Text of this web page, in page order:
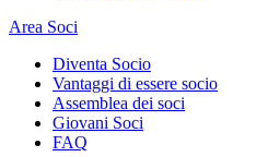
Area Soci
Diventa Socio
Vantaggi di essere socio
Assemblea dei soci
Giovani Soci
FAQ